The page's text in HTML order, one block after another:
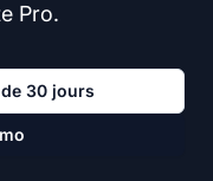
Pro.
30 jours